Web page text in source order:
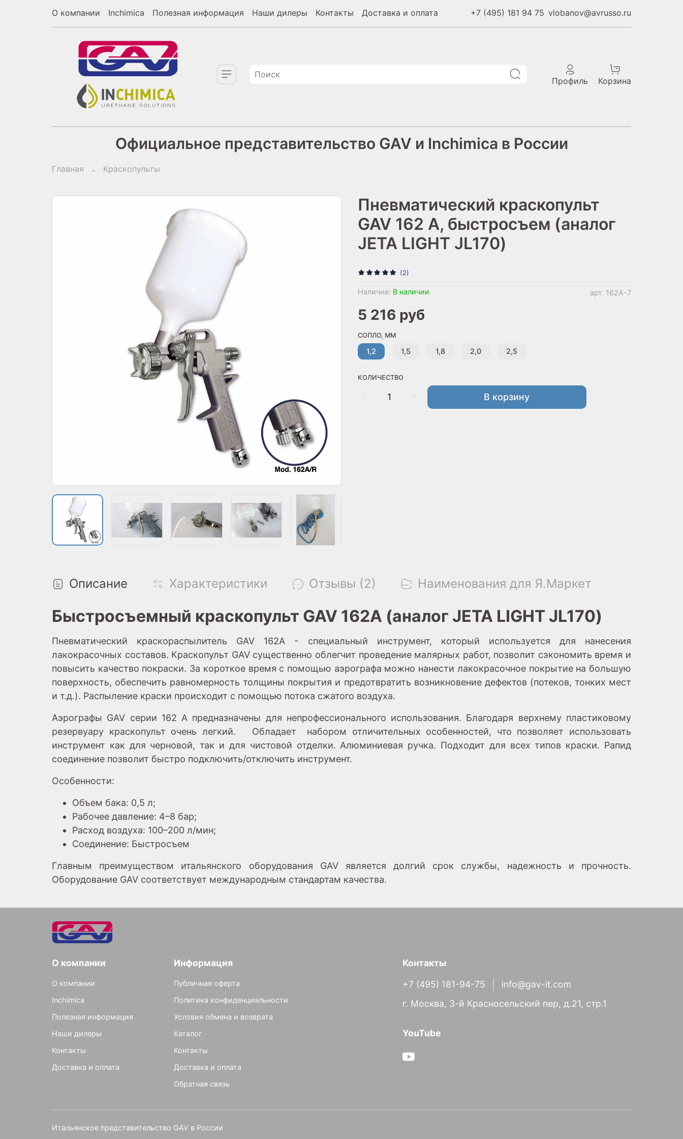
О компании Inchimica Полезная информация Наши дилеры Контакты Доставка и оплата +7 (495) 181 94 75 vlobanov@avrusso.ru
Профиль Корзина
Официальное представительство GAV и Inchimica в России
Главная Краскопульты
(2)
арт. 162A-7
Наличие: В наличии
Пневматический краскопульт
GAV 162 A, быстросъем (аналог
JETA LIGHT JL170)
5 216 руб
КОЛИЧЕСТВО
В корзину
СОПЛО, ММ
1,2 1,5 1,8 2,0 2,5
Описание Характеристики Отзывы (2) Наименования для Я.Маркет
Быстросъемный краскопульт GAV 162А (аналог JETA LIGHT JL170)
Пневматический краскораспылитель GAV 162А - специальный инструмент, который используется для нанесения
лакокрасочных составов. Краскопульт GAV существенно облегчит проведение малярных работ, позволит сэкономить время и
повысить качество покраски. За короткое время с помощью аэрографа можно нанести лакокрасочное покрытие на большую
поверхность, обеспечить равномерность толщины покрытия и предотвратить возникновение дефектов (потеков, тонких мест
и т.д.). Распыление краски происходит с помощью потока сжатого воздуха.
Аэрографы GAV серии 162 A предназначены для непрофессионального использования. Благодаря верхнему пластиковому
резервуару краскопульт очень легкий. Обладает набором отличительных особенностей, что позволяет использовать
инструмент как для черновой, так и для чистовой отделки. Алюминиевая ручка. Подходит для всех типов краски. Рапид
соединение позволит быстро подключить/отключить инструмент.
Особенности:
Объем бака: 0,5 л;
Рабочее давление: 4–8 бар;
Расход воздуха: 100–200 л/мин;
Соединение: Быстросъем
Главным преимуществом итальянского оборудования GAV является долгий срок службы, надежность и прочность.
Оборудование GAV соответствует международным стандартам качества.
О компании
О компании
Inchimica
Полезная информация
Наши дилеры
Контакты
Доставка и оплата
Информация
Публичная оферта
Политика конфиденциальности
Условия обмена и возврата
Каталог
Контакты
Доставка и оплата
Обратная связь
Контакты
+7 (495) 181-94-75
info@gav-it.com
г. Москва, 3-й Красносельский пер, д.21, стр.1
YouTube
Итальянское представительство GAV в России